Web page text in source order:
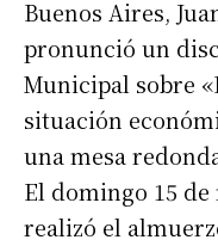
Buenos Aires,
pronunció un
Municipal sobre
situación
una mesa
El domingo 15 de
realizó el